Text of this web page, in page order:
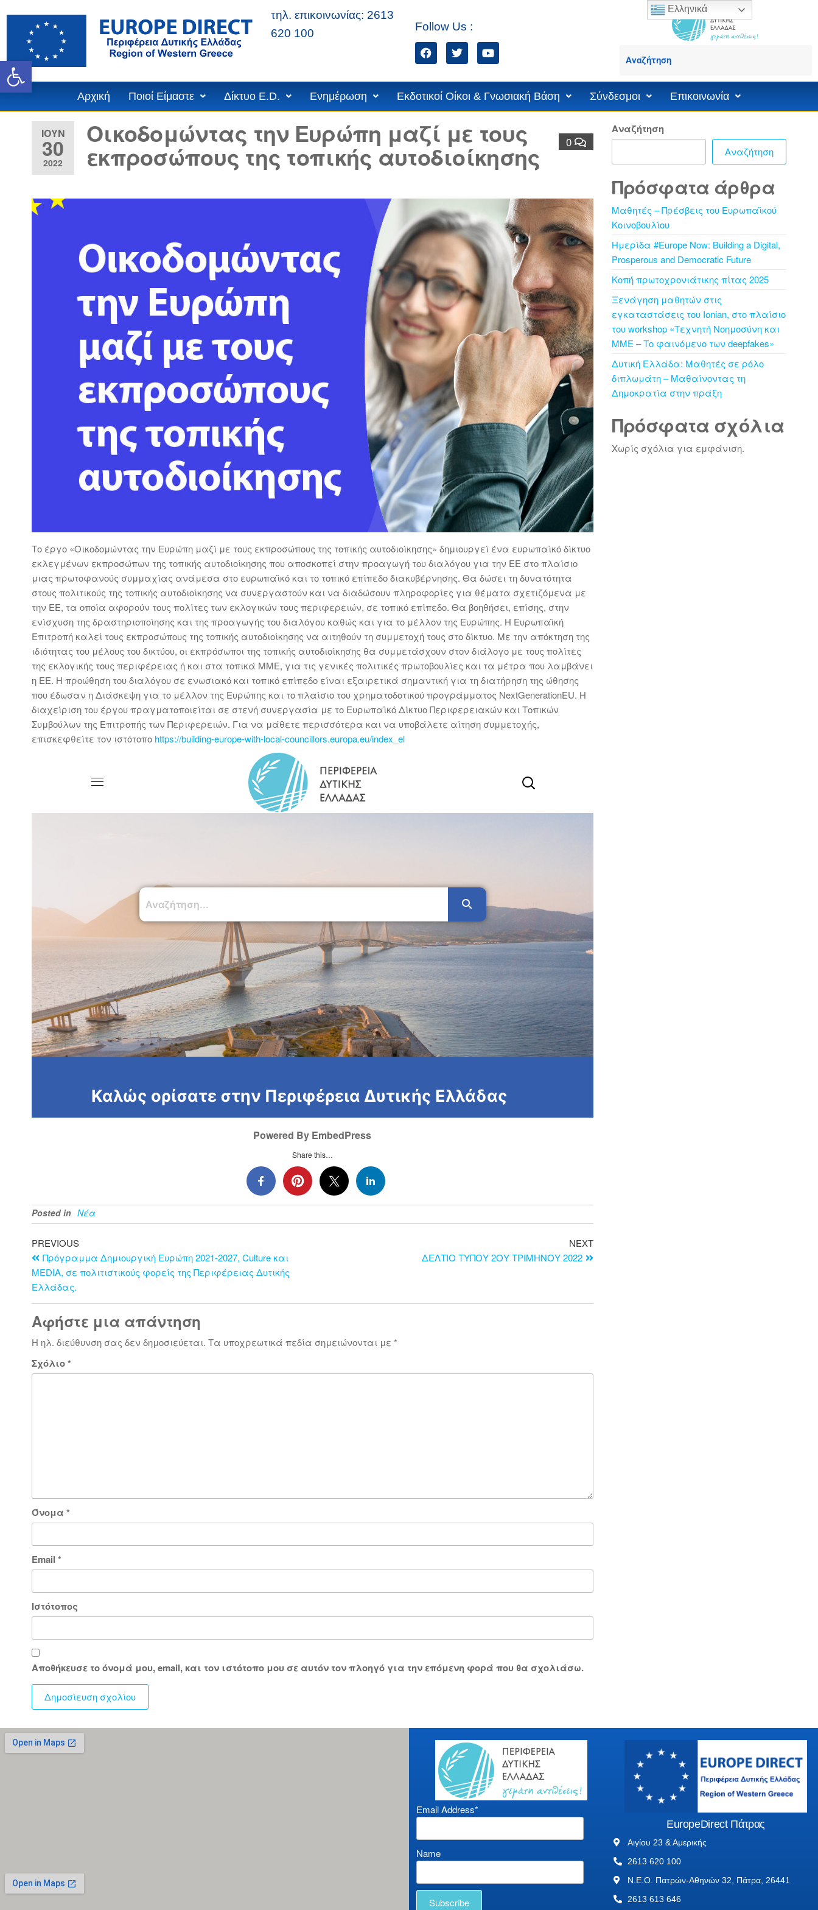
Ανοίξτε τη γραμμή εργαλείων
τηλ. επικοινωνίας: 2613
620 100
Follow Us :
Αρχική Ποιοί Είμαστε Δίκτυο E.D. Ενημέρωση Εκδοτικοί Οίκοι & Γνωσιακή Βάση Σύνδεσμοι Επικοινωνία
ΙΟΎΝ
30
2022
0
Οικοδομώντας την Ευρώπη μαζί με τους
εκπροσώπους της τοπικής αυτοδιοίκησης
Το έργο «Οικοδομώντας την Ευρώπη μαζί με τους εκπροσώπους της τοπικής αυτοδιοίκησης» δημιουργεί ένα ευρωπαϊκό δίκτυο
εκλεγμένων εκπροσώπων της τοπικής αυτοδιοίκησης που αποσκοπεί στην προαγωγή του διαλόγου για την ΕΕ στο πλαίσιο
μιας πρωτοφανούς συμμαχίας ανάμεσα στο ευρωπαϊκό και το τοπικό επίπεδο διακυβέρνησης. Θα δώσει τη δυνατότητα
στους πολιτικούς της τοπικής αυτοδιοίκησης να συνεργαστούν και να διαδώσουν πληροφορίες για θέματα σχετιζόμενα με
την ΕΕ, τα οποία αφορούν τους πολίτες των εκλογικών τους περιφερειών, σε τοπικό επίπεδο. Θα βοηθήσει, επίσης, στην
ενίσχυση της δραστηριοποίησης και της προαγωγής του διαλόγου καθώς και για το μέλλον της Ευρώπης. Η Ευρωπαϊκή
Επιτροπή καλεί τους εκπροσώπους της τοπικής αυτοδιοίκησης να αιτηθούν τη συμμετοχή τους στο δίκτυο. Με την απόκτηση της
ιδιότητας του μέλους του δικτύου, οι εκπρόσωποι της τοπικής αυτοδιοίκησης θα συμμετάσχουν στον διάλογο με τους πολίτες
της εκλογικής τους περιφέρειας ή και στα τοπικά ΜΜΕ, για τις γενικές πολιτικές πρωτοβουλίες και τα μέτρα που λαμβάνει
η ΕΕ. Η προώθηση του διαλόγου σε ενωσιακό και τοπικό επίπεδο είναι εξαιρετικά σημαντική για τη διατήρηση της ώθησης
που έδωσαν η Διάσκεψη για το μέλλον της Ευρώπης και το πλαίσιο του χρηματοδοτικού προγράμματος NextGenerationEU. Η
διαχείριση του έργου πραγματοποιείται σε στενή συνεργασία με το Ευρωπαϊκό Δίκτυο Περιφερειακών και Τοπικών
Συμβούλων της Επιτροπής των Περιφερειών. Για να μάθετε περισσότερα και να υποβάλετε αίτηση συμμετοχής,
επισκεφθείτε τον ιστότοπο https://building-europe-with-local-councillors.europa.eu/index_el
Powered By EmbedPress
Share this…
Posted in Νέα
PREVIOUS
Πρόγραμμα Δημιουργική Ευρώπη 2021-2027, Culture και
MEDIA, σε πολιτιστικούς φορείς της Περιφέρειας Δυτικής
Ελλάδας.
NEXT
ΔΕΛΤΙΟ ΤΥΠΟΥ 2ΟΥ ΤΡΙΜΗΝΟΥ 2022
Αφήστε μια απάντηση
Η ηλ. διεύθυνση σας δεν δημοσιεύεται. Τα υποχρεωτικά πεδία σημειώνονται με *
Σχόλιο*
Όνομα *
Email *
Ιστότοπος
Αποθήκευσε το όνομά μου, email, και τον ιστότοπο μου σε αυτόν τον πλοηγό για την επόμενη φορά που θα σχολιάσω.
Αναζήτηση
Αναζήτηση
Πρόσφατα άρθρα
Μαθητές – Πρέσβεις του Ευρωπαϊκού
Κοινοβουλίου
Ημερίδα #Europe Now: Building a Digital,
Prosperous and Democratic Future
Κοπή πρωτοχρονιάτικης πίτας 2025
Ξενάγηση μαθητών στις
εγκαταστάσεις του Ionian, στο πλαίσιο
του workshop «Τεχνητή Νοημοσύνη και
ΜΜΕ – Το φαινόμενο των deepfakes»
Δυτική Ελλάδα: Μαθητές σε ρόλο
διπλωμάτη – Μαθαίνοντας τη
Δημοκρατία στην πράξη
Πρόσφατα σχόλια
Χωρίς σχόλια για εμφάνιση.
Email Address*
Name
EuropeDirect Πάτρας
Αιγίου 23 & Αμερικής
2613 620 100
Ν.Ε.Ο. Πατρών-Αθηνών 32, Πάτρα, 26441
2613 613 646
Ελληνικά